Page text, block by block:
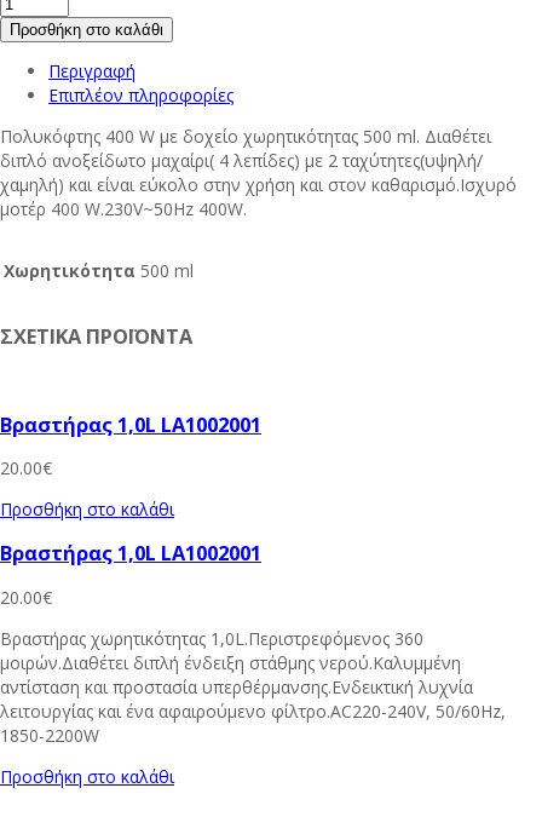
Προσθήκη στο καλάθι
Περιγραφή
Επιπλέον πληροφορίες
Πολυκόφτης 400 W με δοχείο χωρητικότητας 500 ml. Διαθέτει
διπλό ανοξείδωτο μαχαίρι( 4 λεπίδες) με 2 ταχύτητες(υψηλή/
χαμηλή) και είναι εύκολο στην χρήση και στον καθαρισμό.Ισχυρό
μοτέρ 400 W.230V~50Hz 400W.
Χωρητικότητα 500 ml
ΣΧΕΤΙΚΑ ΠΡΟΪΟΝΤΑ
Βραστήρας 1,0L LA1002001
20.00€
Προσθήκη στο καλάθι
Βραστήρας 1,0L LA1002001
20.00€
Βραστήρας χωρητικότητας 1,0L.Περιστρεφόμενος 360
μοιρών.Διαθέτει διπλή ένδειξη στάθμης νερού.Καλυμμένη
αντίσταση και προστασία υπερθέρμανσης.Ενδεικτική λυχνία
λειτουργίας και ένα αφαιρούμενο φίλτρο.AC220-240V, 50/60Hz,
1850-2200W
Προσθήκη στο καλάθι